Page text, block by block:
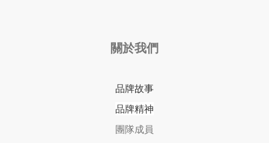
關於我們
品牌故事
品牌精神
團隊成員